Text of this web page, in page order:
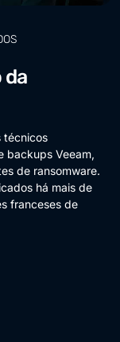
da
técnicos
backups Veeam,
de ransomware.
há mais de
franceses de